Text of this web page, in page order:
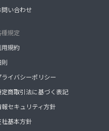
問い合わせ
種規定
用規約
ライバシーポリシー
定商取引法に基づく表記
報セキュリティ方針
社基本方針